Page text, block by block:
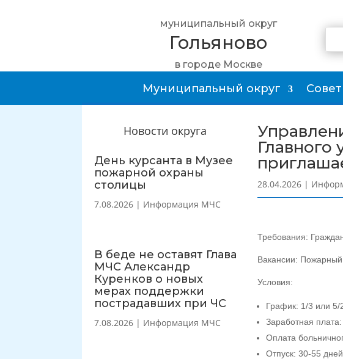
муниципальный округ
Гольяново
в городе Москве
Муниципальный округ
Новости округа
День курсанта в Музее
пожарной охраны
столицы
7.08.2026 | Информация МЧС
В беде не оставят Глава
МЧС Александр
Куренков о новых
мерах поддержки
пострадавших при ЧС
7.08.2026 | Информация МЧС
28.04.2026|
Требования:
Вакансии:
Условия:
График: 1/3 или 5/
Заработная
Оплата
Отпуск: 30-55 дней.